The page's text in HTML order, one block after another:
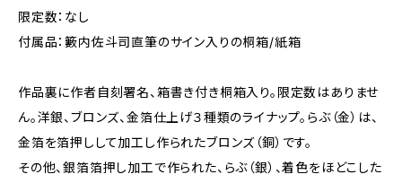
限定数：なし
付属品：籔内佐斗司直筆のサイン入りの桐箱/紙箱
作品裏に作者自刻署名、箱書き付き桐箱入り。限定数はありませ
ん。洋銀、ブロンズ、金箔仕上げ３種類のライナップ。らぶ（金）は、
金箔を箔押しして加工し作られたブロンズ（銅）です。
その他、銀箔箔押し加工で作られた、らぶ（銀）、着色をほどこした